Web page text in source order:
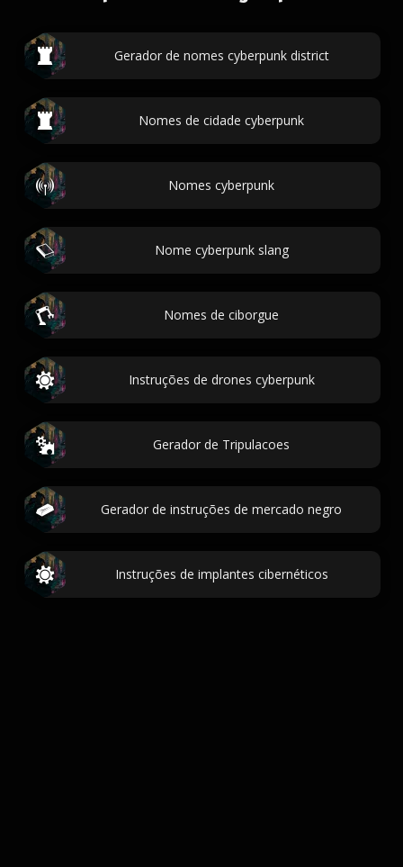
Gerador de nomes cyberpunk district
Nomes de cidade cyberpunk
Nomes cyberpunk
Nome cyberpunk slang
Nomes de ciborgue
Instruções de drones cyberpunk
Gerador de Tripulacoes
Gerador de instruções de mercado negro
Instruções de implantes cibernéticos